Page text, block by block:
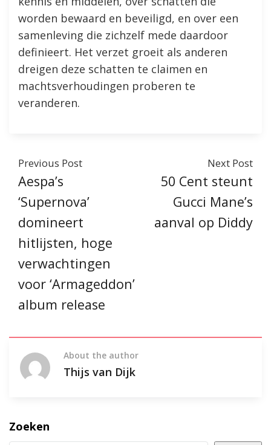
worden bewaard en beveiligd, en over een
samenleving die zichzelf mede daardoor
definieert. Het verzet groeit als anderen
dreigen deze schatten te claimen en
machtsverhoudingen proberen te
veranderen.
Previous Post
Aespa’s
‘Supernova’
domineert
hitlijsten, hoge
verwachtingen
voor ‘Armageddon’
album release
Next Post
50 Cent steunt
Gucci Mane’s
aanval op Diddy
About the author
Thijs van Dijk
Zoeken